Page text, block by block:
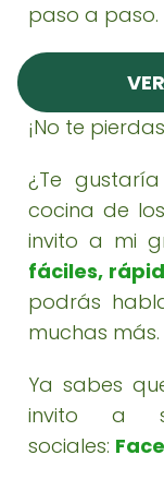
paso a paso.
¡No te
¿Te
cocina de
invito a mi
fáciles,
podrás
muchas más.
Ya sabes
invito a
sociales: